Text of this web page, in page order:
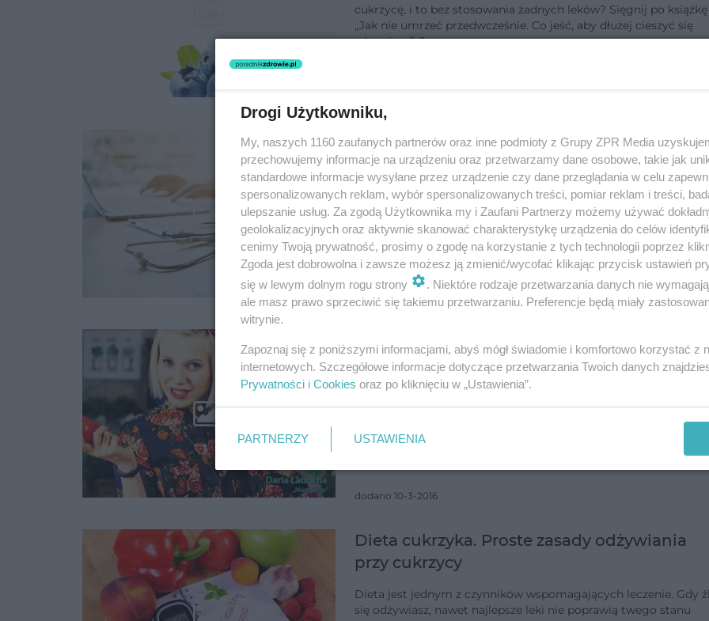
cukrzycę, i to bez stosowania żadnych leków? Sięgnij po książkę
„Jak nie umrzeć przedwcześnie. Co jeść, aby dłużej cieszyć się
zdrowiem”. Je…
Kampania edukacyjna "Zdrowe Dzieci,
Zdrowa Młodzież, Zdrowi Dorośli"
W trosce o ochronę polskiego społeczeństwa przed zagrażającą
w perspektywie najbliższych trzydziestu lat epidemią chorób
układu sercowo-naczyniowego, Polskie Towarzystwo
Kardiologiczne podejmuje kole…
dodano 6-9-2016
„Żyj zdrowo” - ogólnopolska kampania
prasowo-internetowa wydawnictwa
Mediaplanet
wydawnictwa Mediaplanet, która już po raz czwarty ukazała się
dzienniku "Metrocafe" oraz na dedykowanym portalu
dodano 10-3-2016
Dieta cukrzyka. Proste zasady odżywiania
przy cukrzycy
Dieta jest jednym z czynników wspomagających leczenie. Gdy
się odżywiasz, nawet najlepsze leki nie poprawią twego stanu
Drogi Użytkowniku,
My, naszych 1160 zaufanych partnerów oraz inne podmioty z Grupy ZPR Media
przechowujemy informacje na urządzeniu oraz przetwarzamy dane osobowe, takie jak
standardowe informacje wysyłane przez urządzenie czy dane przeglądania w celu
spersonalizowanych reklam, wybór spersonalizowanych treści, pomiar reklam i treści,
ulepszanie usług. Za zgodą Użytkownika my i Zaufani Partnerzy możemy używać
geolokalizacyjnych oraz aktywnie skanować charakterystykę urządzenia do celów
cenimy Twoją prywatność, prosimy o zgodę na korzystanie z tych technologii poprzez
Zgoda jest dobrowolna i zawsze możesz ją zmienić/wycofać klikając przycisk ustawień
się w lewym dolnym rogu strony
. Niektóre rodzaje przetwarzania danych nie
ale masz prawo sprzeciwić się takiemu przetwarzaniu. Preferencje będą miały
witrynie.
Zapoznaj się z poniższymi informacjami, abyś mógł świadomie i komfortowo korzystać z
internetowych. Szczegółowe informacje dotyczące przetwarzania Twoich danych
Prywatności i Cookies oraz po kliknięciu w „Ustawienia”.
PARTNERZY USTAWIENIA